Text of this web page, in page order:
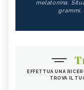
melatonina.
grammi,
EFFETTUA UNA
TROVA IL